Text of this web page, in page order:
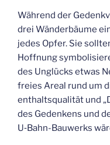
Wäh­rend der
drei Wän­der­bäu­me
jedes Opfer. Sie
Hoff­nung
des Unglücks etwas
frei­es Are­al rund um
ent­halts­qua­li­tät und
des Geden­kens und
U‑Bahn-Bau­werks